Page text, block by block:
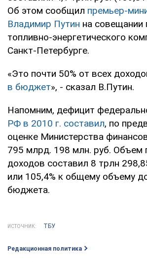
Об этом сообщил премьер-
Владимир Путин на совещании
топливно-энергетического
Санкт-Петербурге.
«Это почти 50% от всех
в бюджет», - сказал В.Путин.
Напомним, дефицит
РФ в 2010 г. составил, по
оценке Министерства
795 млрд. 198 млн. руб. Объем
доходов составил 8 трлн
или 105,4% к общему объему
бюджета.
ИСТОЧНИК: ТБУ
Редакционная политика